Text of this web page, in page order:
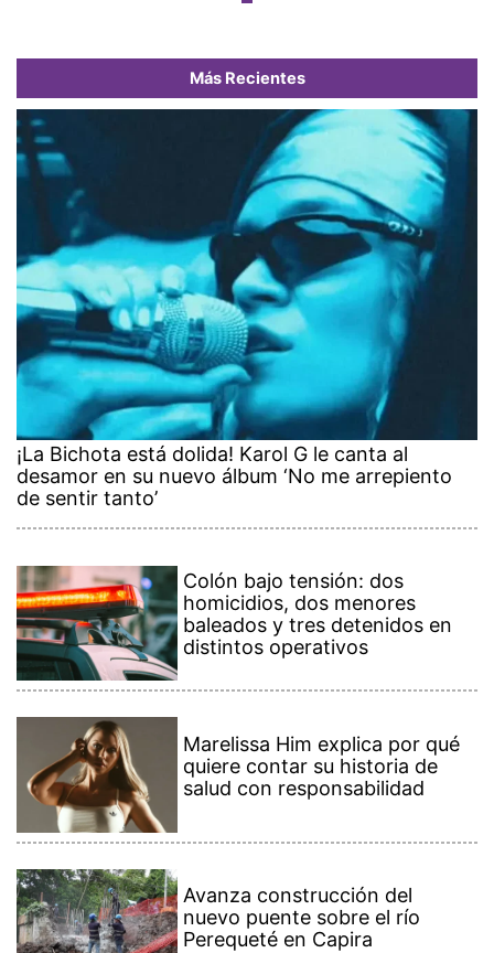
Más Recientes
¡La Bichota está dolida! Karol G le canta al
desamor en su nuevo álbum ‘No me arrepiento
de sentir tanto’
Colón bajo tensión: dos
homicidios, dos menores
baleados y tres detenidos en
distintos operativos
Marelissa Him explica por qué
quiere contar su historia de
salud con responsabilidad
Avanza construcción del
nuevo puente sobre el río
Perequeté en Capira